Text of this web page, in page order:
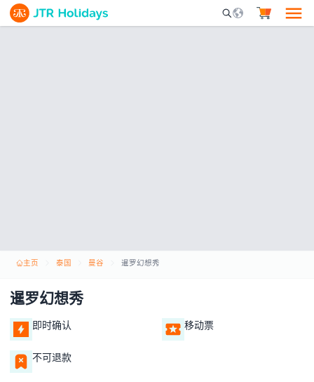
Mobile Search
主页 泰国 曼谷 暹罗幻想秀
暹罗幻想秀
即时确认 移动票
不可退款